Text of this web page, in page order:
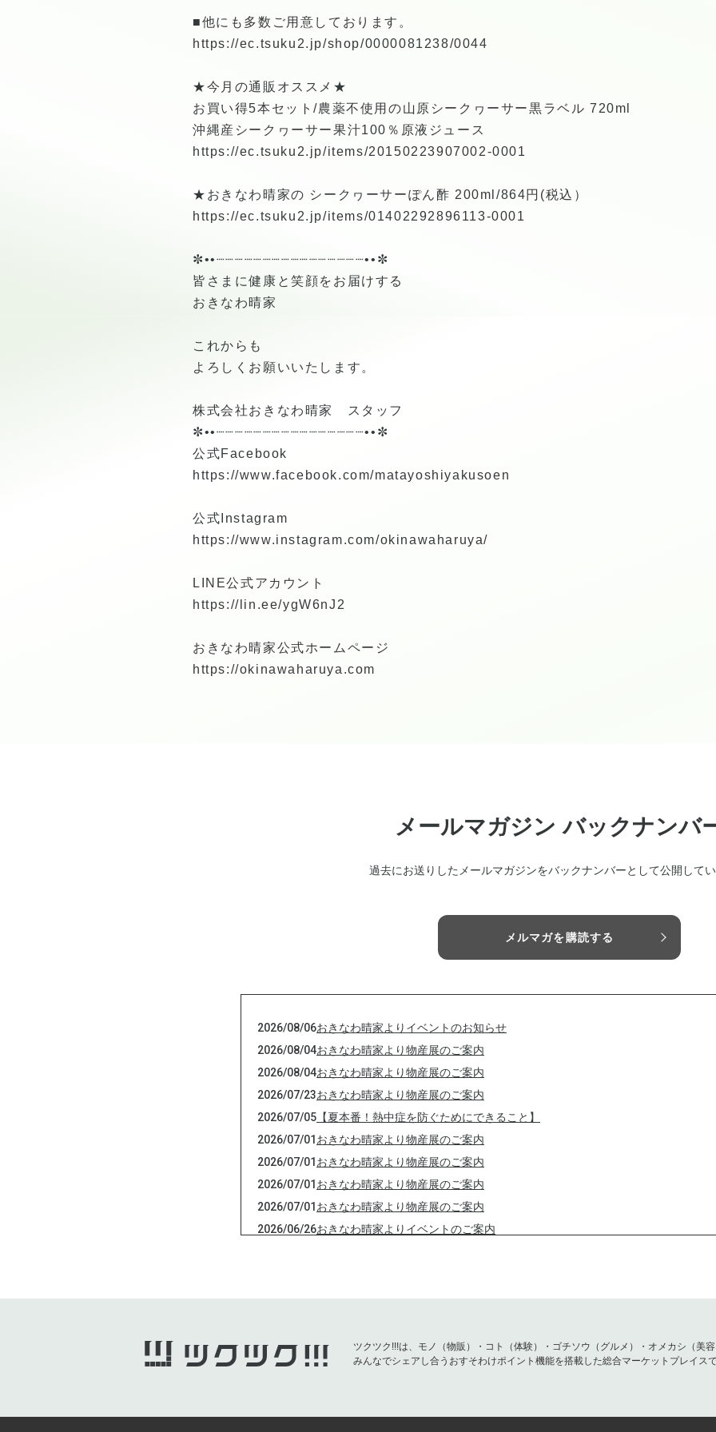
■他にも多数ご用意しております。
https://ec.tsuku2.jp/shop/0000081238/0044
★今月の通販オススメ★
お買い得5本セット/農薬不使用の山原シークヮーサー黒ラベル 720ml
沖縄産シークヮーサー果汁100％原液ジュース
https://ec.tsuku2.jp/items/20150223907002-0001
★おきなわ晴家の シークヮーサーぽん酢 200ml/864円(税込）
https://ec.tsuku2.jp/items/01402292896113-0001
✼••┈┈┈┈┈┈┈┈┈┈┈┈┈┈┈┈••✼
皆さまに健康と笑顔をお届けする
おきなわ晴家
これからも
よろしくお願いいたします。
株式会社おきなわ晴家 スタッフ
✼••┈┈┈┈┈┈┈┈┈┈┈┈┈┈┈┈••✼
公式Facebook
https://www.facebook.com/matayoshiyakusoen
公式Instagram
https://www.instagram.com/okinawaharuya/
LINE公式アカウント
https://lin.ee/ygW6nJ2
おきなわ晴家公式ホームページ
https://okinawaharuya.com
メールマガジン バックナンバ
過去にお送りしたメールマガジンをバックナンバーとして公開してい
メルマガを購読する
2026/08/06おきなわ晴家よりイベントのお知らせ
2026/08/04おきなわ晴家より物産展のご案内
2026/08/04おきなわ晴家より物産展のご案内
2026/07/23おきなわ晴家より物産展のご案内
2026/07/05 【夏本番！熱中症を防ぐためにできること】
2026/07/01 おきなわ晴家より物産展のご案内
2026/07/01 おきなわ晴家より物産展のご案内
2026/07/01 おきなわ晴家より物産展のご案内
2026/07/01 おきなわ晴家より物産展のご案内
2026/06/26おきなわ晴家よりイベントのご案内
2026/05/20【5月の紫外線は真夏並み！！今すぐ始める「肌と海を守る」UVケア】
おきなわ晴家より物産展のご案内
2026/04/24おきなわ晴家より物産展のご案内
ツクツク!!!は、モノ（物販）・コト（体験）・ゴチソウ（グルメ）・オメカシ（美
みんなでシェアし合うおすそわけポイント機能を搭載した総合マーケットプレイスで